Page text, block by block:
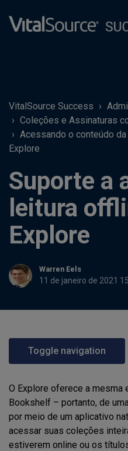
VitalSource Success
Coleções e Assinaturas
Acessando o conteúdo
Explore
Suporte a
leitura
Explore
Warren Eels
11 de janeiro de 2021
Toggle navigation
O Explore oferece a mesma
Bookshelf – portanto, de
por meio de um aplicativo
acessar suas coleções
estiverem online ou os